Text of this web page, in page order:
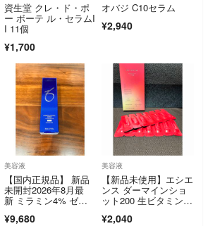
資生堂 クレ・ド・ポ
ー ボーテ ル・セラムI
I 11個
¥1,700
オバジ C10セラム
¥2,940
美容液
【国内正規品】 新品
未開封2026年8月最
新 ミラミン4% ゼオ
¥9,680
美容液
【新品未使用】エシエ
ンス ダーマインショ
ット200 生ビタミン
¥2,040